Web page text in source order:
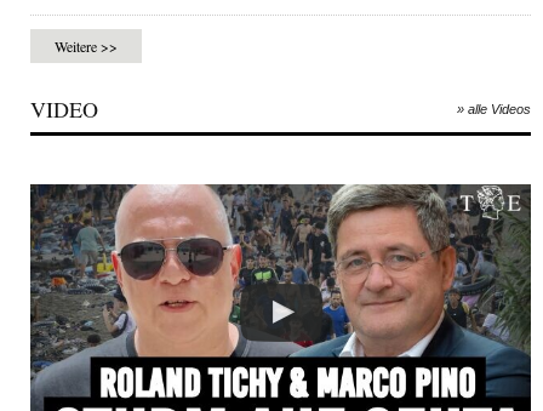
Weitere >>
VIDEO » alle Videos